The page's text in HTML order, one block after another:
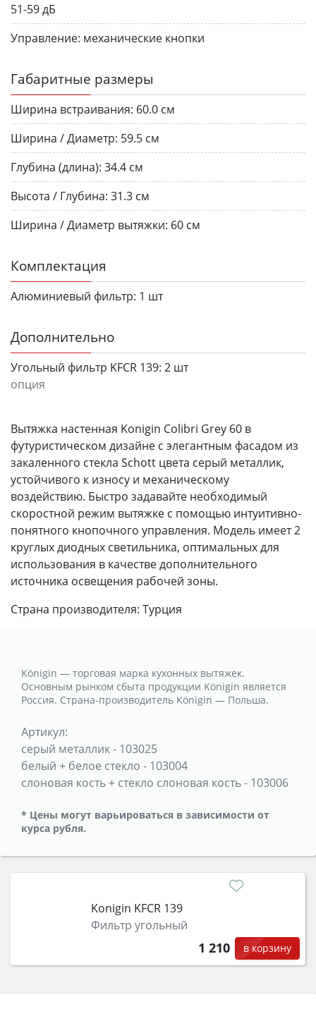
51-59 дБ
Управление: механические кнопки
Габаритные размеры
Ширина встраивания: 60.0 см
Ширина / Диаметр: 59.5 см
Глубина (длина): 34.4 см
Высота / Глубина: 31.3 см
Ширина / Диаметр вытяжки: 60 см
Комплектация
Алюминиевый фильтр: 1 шт
Дополнительно
Угольный фильтр KFCR 139: 2 шт
опция
Вытяжка настенная Konigin Colibri Grey 60 в
футуристическом дизайне с элегантным фасадом из
закаленного стекла Schott цвета серый металлик,
устойчивого к износу и механическому
воздействию. Быстро задавайте необходимый
скоростной режим вытяжке с помощью интуитивно-
понятного кнопочного управления. Модель имеет 2
круглых диодных светильника, оптимальных для
использования в качестве дополнительного
источника освещения рабочей зоны.
Страна производителя: Турция
Königin — торговая марка кухонных вытяжек.
Основным рынком сбыта продукции Königin является
Россия. Страна-производитель Königin — Польша.
Артикул:
серый металлик- 103025
белый + белое стекло - 103004
слоновая кость + стекло слоновая кость- 103006
* Цены могут варьироваться в зависимости от
курса рубля.
Konigin KFCR 139
Фильтр угольный
1 210 в корзину